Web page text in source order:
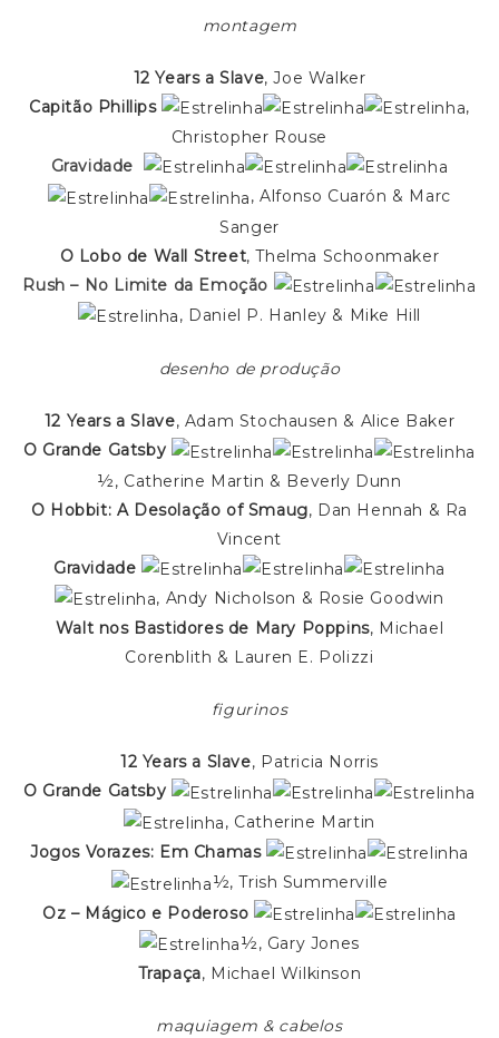
montagem
12 Years a Slave, Joe Walker
Capitão Phillips
,
Christopher Rouse
Gravidade
, Alfonso Cuarón & Marc
Sanger
O Lobo de Wall Street, Thelma Schoonmaker
Rush – No Limite da Emoção
, Daniel P. Hanley & Mike Hill
desenho de produção
12 Years a Slave, Adam Stochausen & Alice Baker
O Grande Gatsby
½, Catherine Martin & Beverly Dunn
O Hobbit: A Desolação of Smaug, Dan Hennah & Ra
Vincent
Gravidade
, Andy Nicholson & Rosie Goodwin
Walt nos Bastidores de Mary Poppins, Michael
Corenblith & Lauren E. Polizzi
figurinos
12 Years a Slave, Patricia Norris
O Grande Gatsby
, Catherine Martin
Jogos Vorazes: Em Chamas
½, Trish Summerville
Oz – Mágico e Poderoso
½, Gary Jones
Trapaça, Michael Wilkinson
maquiagem & cabelos